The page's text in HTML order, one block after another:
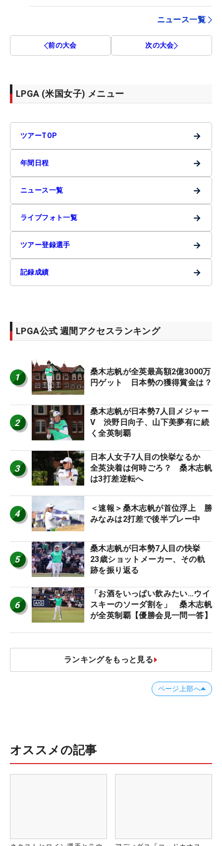
ニュース一覧
前の大会 次の大会
LPGA (米国女子) メニュー
ツアーTOP →
年間日程 →
ニュース一覧 →
ライブフォト一覧 →
ツアー登録選手 →
記録成績 →
LPGA公式 週間アクセスランキング
1
桑木志帆が全英最高額2億3000万
円ゲット 日本勢の獲得賞金は？
2
桑木志帆が日本勢7人目メジャー
V 渋野日向子、山下美夢有に続
く全英制覇
3
日本人女子7人目の快挙なるか
全英決着は何時ごろ？ 桑木志帆
は3打差逆転へ
4
＜速報＞桑木志帆が首位浮上 勝
みなみは2打差で後半プレー中
5
桑木志帆が日本勢7人目の快挙
23歳ショットメーカー、その軌
跡を振り返る
6
「お酒をいっぱい飲みたい…ウイ
スキーのソーダ割を」 桑木志帆
が全英制覇【優勝会見一問一答】
ランキングをもっと見る
ページ上部へ
オススメの記事